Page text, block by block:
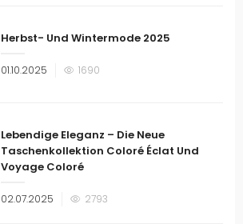
Herbst- Und Wintermode 2025
Veröffentlicht
01.10.2025 1690
Lebendige Eleganz – Die Neue
Taschenkollektion Coloré Éclat Und
Voyage Coloré
Veröffentlicht
02.07.2025 2793